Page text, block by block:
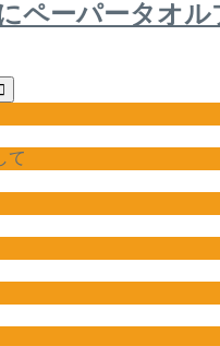
ペーパータオル
て